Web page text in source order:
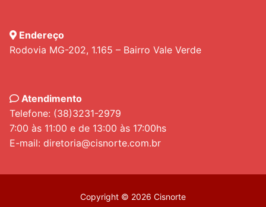
Endereço
Rodovia MG-202, 1.165 – Bairro Vale Verde
Atendimento
Telefone: (38)3231-2979
7:00 às 11:00 e de 13:00 às 17:00hs
E-mail: diretoria@cisnorte.com.br
Copyright © 2026 Cisnorte